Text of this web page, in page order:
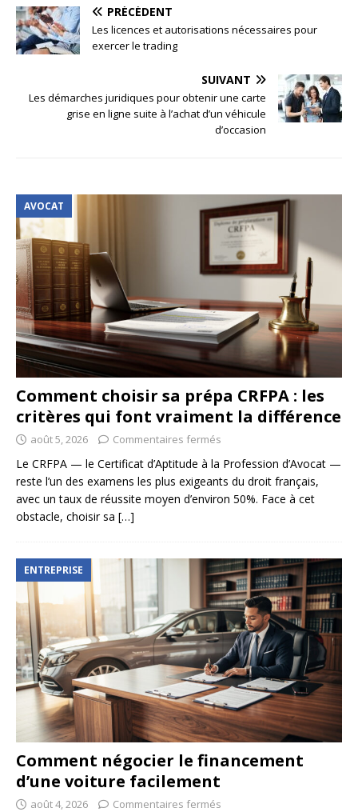
PRÉCÉDENT
Les licences et autorisations nécessaires pour
exercer le trading
SUIVANT
Les démarches juridiques pour obtenir une carte
grise en ligne suite à l’achat d’un véhicule
d’occasion
AVOCAT
Comment choisir sa prépa CRFPA : les
critères qui font vraiment la différence
août 5, 2026 Commentaires fermés
Le CRFPA — le Certificat d’Aptitude à la Profession d’Avocat —
reste l’un des examens les plus exigeants du droit français,
avec un taux de réussite moyen d’environ 50%. Face à cet
obstacle, choisir sa […]
ENTREPRISE
Comment négocier le financement
d’une voiture facilement
août 4, 2026 Commentaires fermés